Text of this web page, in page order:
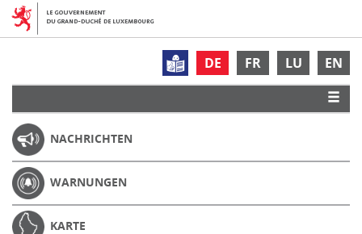
DE FR LU EN
NACHRICHTEN
WARNUNGEN
KARTE